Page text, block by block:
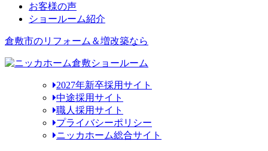
お客様の声
ショールーム紹介
倉敷市のリフォーム＆増改築なら
2027年新卒採用サイト
中途採用サイト
職人採用サイト
プライバシーポリシー
ニッカホーム総合サイト